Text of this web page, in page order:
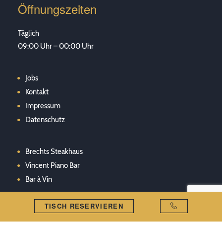
Öffnungszeiten
Täglich
09:00 Uhr – 00:00 Uhr
Jobs
Kontakt
Impressum
Datenschutz
Brechts Steakhaus
Vincent Piano Bar
Bar à Vin
TISCH RESERVIEREN